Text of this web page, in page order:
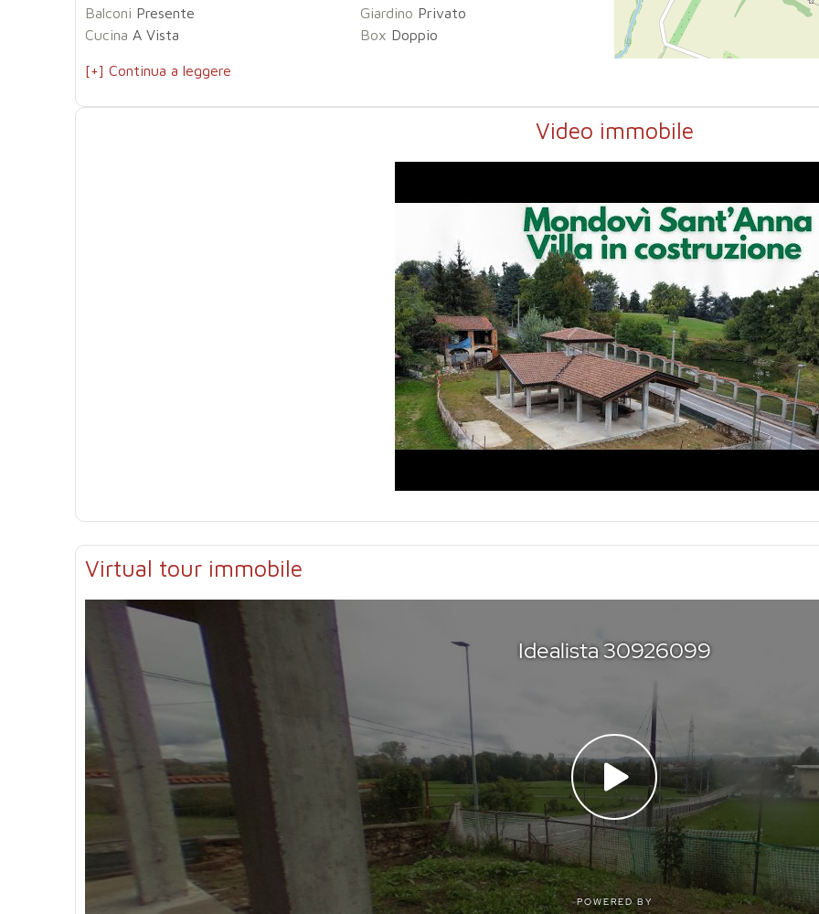
Balconi Presente Giardino Privato
Cucina A Vista Box Doppio
[+] Continua a leggere
Video immobile
Virtual tour immobile